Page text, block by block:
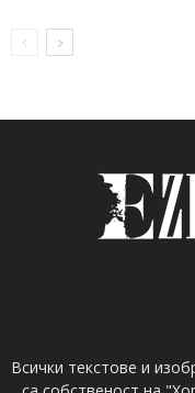
Всички текстове и